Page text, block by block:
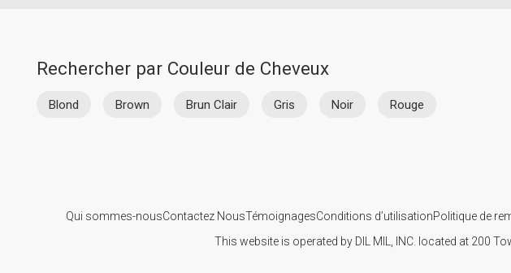
Rechercher par Couleur de Cheveux
Blond Brown Brun Clair Gris Noir Rouge
Qui sommes-nousContactez NousTémoignagesConditions d’utilisationPolitique de
This website is operated by DIL MIL, INC. located at 200